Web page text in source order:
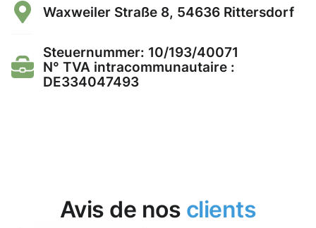
Waxweiler Straße 8, 54636 Rittersdorf
Steuernummer: 10/193/40071
N° TVA intracommunautaire :
DE334047493
Avis de nos clients